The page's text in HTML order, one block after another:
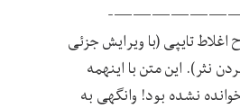
تایپی (با ویرایش جزئی
نثر). این متن با اینهمه
نشده بود! وانگهی به